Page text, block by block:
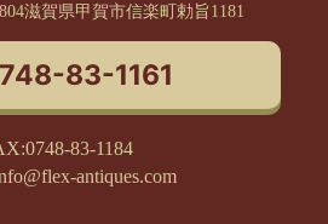
滋賀県甲賀市信楽町勅旨1181
83-1161
83-1184
antiques.com